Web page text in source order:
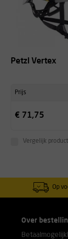
Petzl Vertex
Prijs
€ 71,75
Vergelijk product
Op
Over